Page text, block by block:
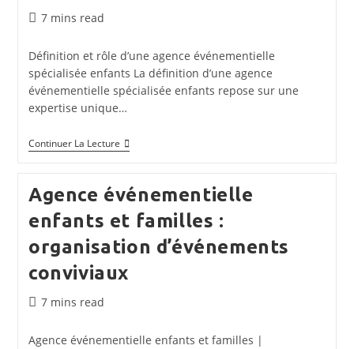
Temps
lecture :
7 mins read
Définition et rôle d’une agence événementielle
spécialisée enfants La définition d’une agence
événementielle spécialisée enfants repose sur une
expertise unique…
Continuer La LectureDéfinition
Et
Agence
Événementielle
Spécialisée
Enfants
Agence événementielle
enfants et familles :
organisation d’événements
conviviaux
Temps
lecture :
7 mins read
Agence événementielle enfants et familles |